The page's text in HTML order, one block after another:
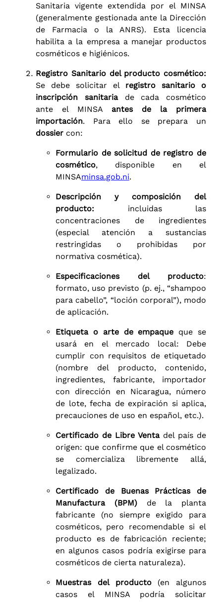
Sanitaria vigente extendida por el MINSA
(generalmente gestionada ante la Dirección
de Farmacia o la ANRS). Esta licencia
habilita a la empresa a manejar productos
cosméticos e higiénicos.
Registro Sanitario del producto cosmético:
Se debe solicitar el registro sanitario o
inscripción sanitariade cada cosmético
ante el MINSA antes de la primera
importación. Para ello se prepara un
dossier con:
Formulario de solicitud de registro de
cosmético, disponible en el
MINSAminsa.gob.ni.
Descripción y composición del
producto: incluidas las
concentraciones de ingredientes
(especial atención a sustancias
restringidas o prohibidas por
normativa cosmética).
Especificaciones del producto:
formato, uso previsto (p. ej., “shampoo
para cabello”, “loción corporal”), modo
de aplicación.
Etiqueta o arte de empaque que se
usará en el mercado local: Debe
cumplir con requisitos de etiquetado
(nombre del producto, contenido,
ingredientes, fabricante, importador
con dirección en Nicaragua, número
de lote, fecha de expiración si aplica,
precauciones de uso en español, etc.).
Certificado de Libre Ventadel país de
origen: que confirme que el cosmético
se comercializa libremente allá,
legalizado.
Certificado de Buenas Prácticas de
Manufactura (BPM)de la planta
fabricante (no siempre exigido para
cosméticos, pero recomendable si el
producto es de fabricación reciente;
en algunos casos podría exigirse para
cosméticos de cierta naturaleza).
Muestras del producto(en algunos
casos el MINSA podría solicitar